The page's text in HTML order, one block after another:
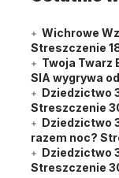
Wichrowe
Streszczenie
Twoja Twarz
SIA wygrywa
Dziedzictwo
Streszczenie
Dziedzictwo
razem noc?
Dziedzictwo
Streszczenie